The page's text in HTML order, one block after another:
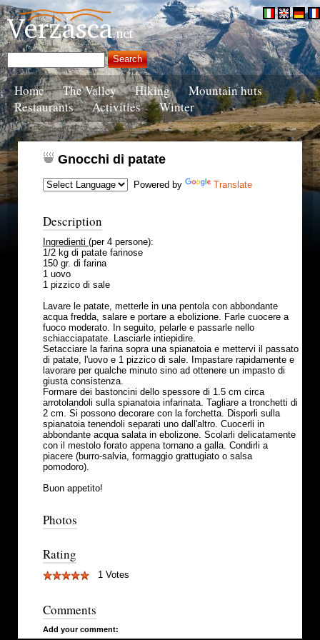
Home The Valley Hiking
Mountain huts
Restaurants
Activities Winter
Gnocchi di patate
Powered by Translate
Description
Ingredienti (per 4 persone):
1/2 kg di patate farinose
150 gr. di farina
1 uovo
1 pizzico di sale
Lavare le patate, metterle in una pentola con abbondante
acqua fredda, salare e portare a ebolizione. Farle cuocere a
fuoco moderato. In seguito, pelarle e passarle nello
schiacciapatate. Lasciarle intiepidire.
Setacciare la farina sopra una spianatoia e mettervi il passato
di patate, l'uovo e 1 pizzico di sale. Impastare rapidamente e
lavorare per qualche minuto sino ad ottenere un impasto di
giusta consistenza.
Formare dei bastoncini dello spessore di 1.5 cm circa
arrotolandoli sulla spianatoia infarinata. Tagliare a tronchetti di
2 cm. Si possono decorare con la forchetta. Disporli sulla
spianatoia tenendoli separati uno dall'altro. Cuocerli in
abbondante acqua salata in ebolizone. Scolarli delicatamente
con il mestolo forato appena tornano a galla. Condirli a
piacere (burro-salvia, formaggio grattugiato o salsa
pomodoro).
Buon appetito!
Photos
Rating
1 Votes
Comments
Add your comment: